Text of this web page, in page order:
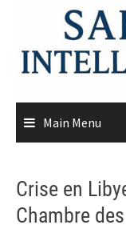
content
Main Menu
Crise en
Chambre